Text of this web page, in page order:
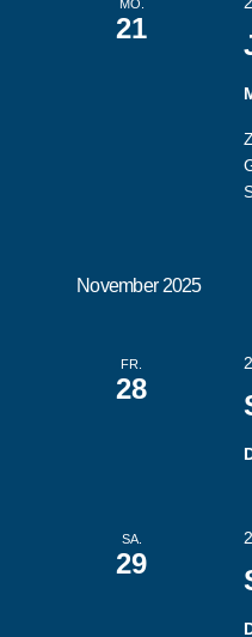
MO.
21
November 2025
FR.
28
SA.
29